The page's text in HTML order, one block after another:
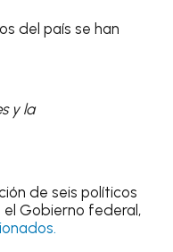
del país se han
y la
de seis políticos
el Gobierno federal,